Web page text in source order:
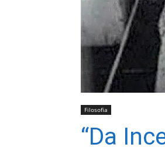
Filosofia
“Da